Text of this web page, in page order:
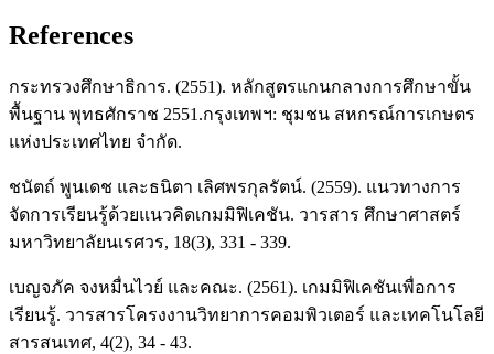
References
กระทรวงศึกษาธิการ. (2551). หลักสูตรแกนกลางการศึกษาขั้น
พื้นฐาน พุทธศักราช 2551.กรุงเทพฯ: ชุมชน สหกรณ์การเกษตร
แห่งประเทศไทย จำกัด.
ชนัตถ์ พูนเดช และธนิตา เลิศพรกุลรัตน์. (2559). แนวทางการ
จัดการเรียนรู้ด้วยแนวคิดเกมมิฟิเคชัน. วารสาร ศึกษาศาสตร์
มหาวิทยาลัยนเรศวร, 18(3), 331 - 339.
เบญจภัค จงหมื่นไวย์ และคณะ. (2561). เกมมิฟิเคชันเพื่อการ
เรียนรู้. วารสารโครงงานวิทยาการคอมพิวเตอร์ และเทคโนโลยี
สารสนเทศ, 4(2), 34 - 43.